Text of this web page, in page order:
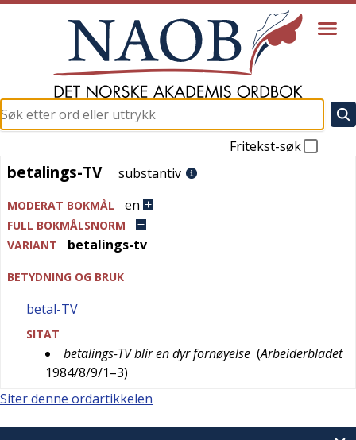
Fritekst-søk
betalings-TV
betalings-TV substantiv
MODERAT BOKMÅL en
FULL BOKMÅLSNORM
VARIANT
betalings-tv
BETYDNING OG BRUK
betal-TV
SITAT
betalings-TV blir en dyr fornøyelse (Arbeiderbladet
1984/8/9/1–3)
Siter denne ordartikkelen